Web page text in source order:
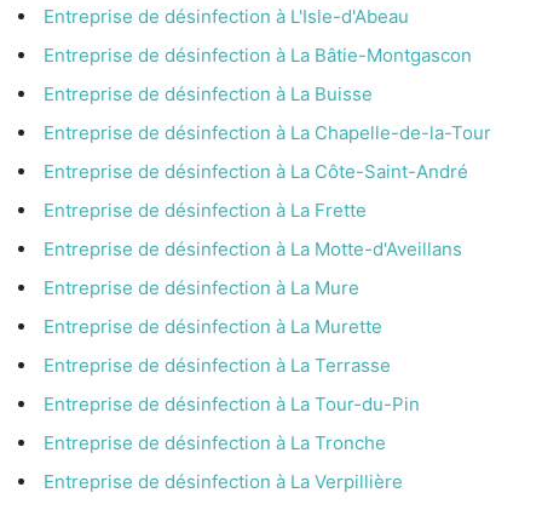
Entreprise de désinfection à L'Isle-d'Abeau
Entreprise de désinfection à La Bâtie-Montgascon
Entreprise de désinfection à La Buisse
Entreprise de désinfection à La Chapelle-de-la-Tour
Entreprise de désinfection à La Côte-Saint-André
Entreprise de désinfection à La Frette
Entreprise de désinfection à La Motte-d'Aveillans
Entreprise de désinfection à La Mure
Entreprise de désinfection à La Murette
Entreprise de désinfection à La Terrasse
Entreprise de désinfection à La Tour-du-Pin
Entreprise de désinfection à La Tronche
Entreprise de désinfection à La Verpillière